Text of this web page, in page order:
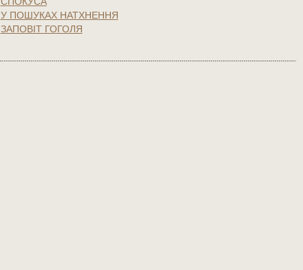
У ПОШУКАХ НАТХНЕННЯ
ЗАПОВІТ ГОГОЛЯ